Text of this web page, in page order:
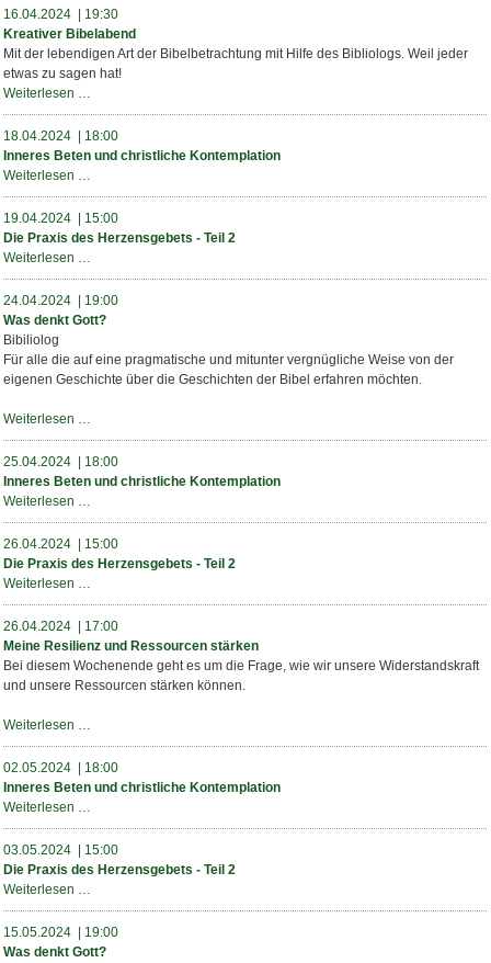
raus
ins
Glück
16.04.2024 | 19:30
Kreativer Bibelabend
Mit der lebendigen Art der Bibelbetrachtung mit Hilfe des Bibliologs. Weil jeder
etwas zu sagen hat!
Weiterlesen …
Bibelabend
18.04.2024 | 18:00
Inneres Beten und christliche Kontemplation
Weiterlesen …
Beten
und
christliche
19.04.2024 | 15:00
Die Praxis des Herzensgebets - Teil 2
Weiterlesen …
Praxis
des
Herzensgebets
Teil
2
24.04.2024 | 19:00
Was denkt Gott?
Bibiliolog
Für alle die auf eine pragmatische und mitunter vergnügliche Weise von der
eigenen Geschichte über die Geschichten der Bibel erfahren möchten.
Weiterlesen …
denkt
Gott?
25.04.2024 | 18:00
Inneres Beten und christliche Kontemplation
Weiterlesen …
Beten
und
christliche
26.04.2024 | 15:00
Die Praxis des Herzensgebets - Teil 2
Weiterlesen …
Praxis
des
Herzensgebets
-
Teil
26.04.2024 | 17:00
Meine Resilienz und Ressourcen stärken
Bei diesem Wochenende geht es um die Frage, wie wir unsere Widerstandskraft
und unsere Ressourcen stärken können.
Weiterlesen …
Resilienz
und
Ressourcen
02.05.2024 | 18:00
Inneres Beten und christliche Kontemplation
Weiterlesen …
Beten
und
christliche
03.05.2024 | 15:00
Die Praxis des Herzensgebets - Teil 2
Weiterlesen …
Praxis
des
Herzensgebets
15.05.2024 | 19:00
Was denkt Gott?